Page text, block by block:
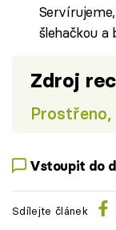
šlehačkou a
Zdroj
Vstoupit do
Sdílejte článek